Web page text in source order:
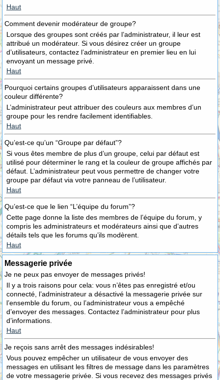
Haut
Comment devenir modérateur de groupe?
Lorsque des groupes sont créés par l’administrateur, il leur est
attribué un modérateur. Si vous désirez créer un groupe
d’utilisateurs, contactez l’administrateur en premier lieu en lui
envoyant un message privé.
Haut
Pourquoi certains groupes d’utilisateurs apparaissent dans une
couleur différente?
L’administrateur peut attribuer des couleurs aux membres d’un
groupe pour les rendre facilement identifiables.
Haut
Qu’est-ce qu’un “Groupe par défaut”?
Si vous êtes membre de plus d’un groupe, celui par défaut est
utilisé pour déterminer le rang et la couleur de groupe affichés par
défaut. L’administrateur peut vous permettre de changer votre
groupe par défaut via votre panneau de l’utilisateur.
Haut
Qu’est-ce que le lien “L’équipe du forum”?
Cette page donne la liste des membres de l’équipe du forum, y
compris les administrateurs et modérateurs ainsi que d’autres
détails tels que les forums qu’ils modèrent.
Haut
Messagerie privée
Je ne peux pas envoyer de messages privés!
Il y a trois raisons pour cela: vous n’êtes pas enregistré et/ou
connecté, l’administrateur a désactivé la messagerie privée sur
l’ensemble du forum, ou l’administrateur vous a empêché
d’envoyer des messages. Contactez l’administrateur pour plus
d’informations.
Haut
Je reçois sans arrêt des messages indésirables!
Vous pouvez empêcher un utilisateur de vous envoyer des
messages en utilisant les filtres de message dans les paramètres
de votre messagerie privée. Si vous recevez des messages privés